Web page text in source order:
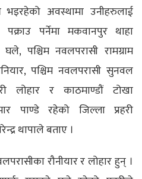
अवस्थामा उनीहरुलाई
पर्नेमा मकवानपुर थाहा
पश्चिम नवलपरासी रामग्राम
पश्चिम नवलपरासी सुनवल
लोहार र काठमाण्डौं टोखा
पाण्डे रहेको जिल्ला प्रहरी
थापाले बताए ।
रौनीयार र लोहार हुन् ।